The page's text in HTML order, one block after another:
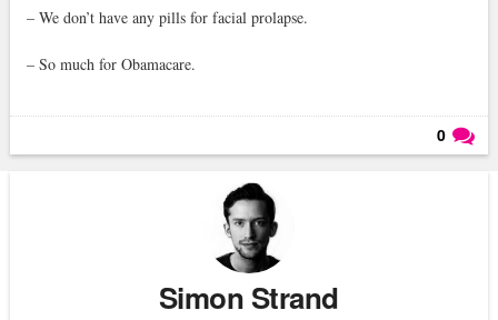
– We don’t have any pills for facial prolapse.
– So much for Obamacare.
0
Simon Strand